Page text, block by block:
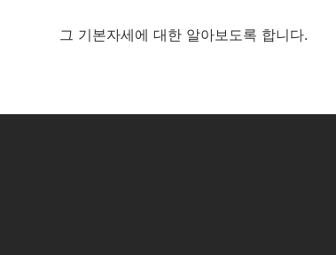
그 기본자세에 대한 알아보도록 합니다.